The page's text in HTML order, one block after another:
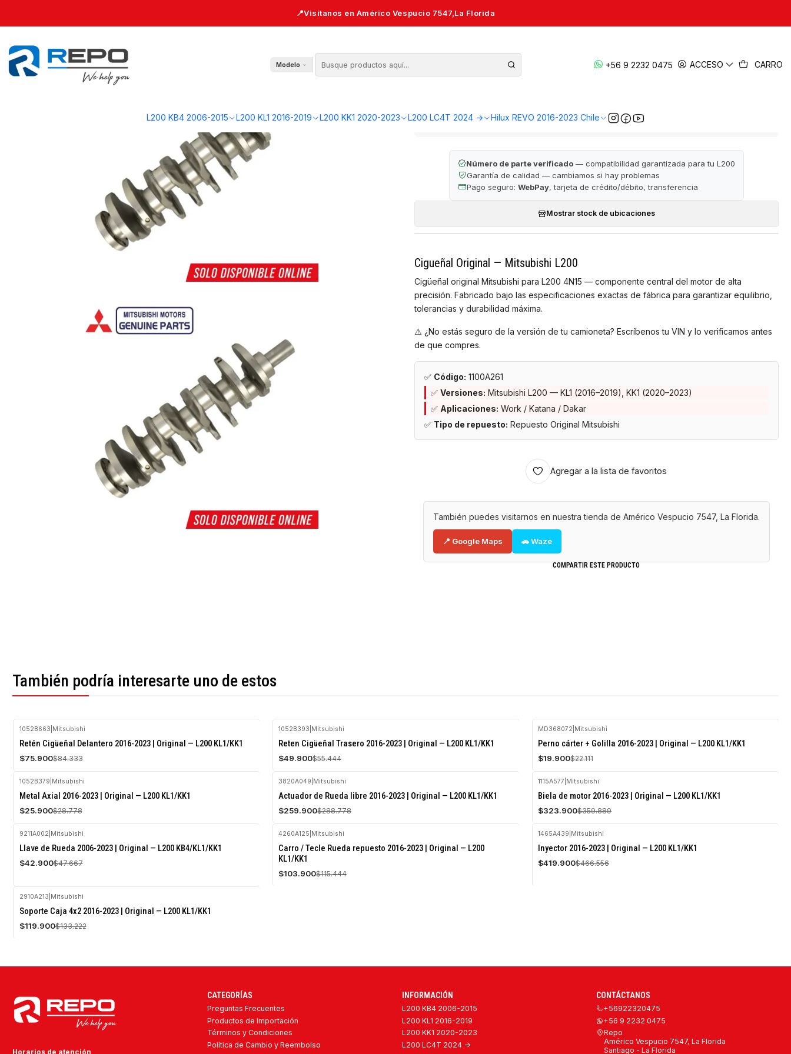
Modelo +56 9 2232 0475 ACCESO CARRO
L200 KB4 2006-2015 L200 KL1 2016-2019 L200 KK1 2020-2023 L200 LC4T 2024 -> Hilux REVO 2016-2023 Chile
Cigueñal 2016-2023 | Original — L200 KL1/KK1
Cigueñal 2016-2023 | Original — L200 KL1/KK1
🔒 Pago seguro · ✅ Garantía de satisfacción · 📦 Despacho a todo Chile
Número de parte verificado— compatibilidad garantizada para tu L200
Garantía de calidad — cambiamos si hay problemas
Pago seguro: WebPay, tarjeta de crédito/débito, transferencia
Mostrar stock de ubicaciones
Cigueñal Original — Mitsubishi L200
Cigüeñal original Mitsubishi para L200 4N15 — componente central del motor de alta
precisión. Fabricado bajo las especificaciones exactas de fábrica para garantizar equilibrio,
tolerancias y durabilidad máxima.
⚠️ ¿No estás seguro de la versión de tu camioneta? Escríbenos tu VIN y lo verificamos antes
de que compres.
✅ Código: 1100A261
✅ Versiones: Mitsubishi L200 — KL1 (2016–2019), KK1 (2020–2023)
✅ Aplicaciones: Work / Katana / Dakar
✅ Tipo de repuesto: Repuesto Original Mitsubishi
Agregar a la lista de favoritos
También puedes visitarnos en nuestra tienda de Américo Vespucio 7547, La Florida.
📍 Google Maps 🚗 Waze
COMPARTIR ESTE PRODUCTO
También podría interesarte uno de estos
-10%
OFF
1052B663 Mitsubishi
Retén Cigüeñal Delantero 2016-2023 | Original — L200 KL1/KK1
$75.900$84.333
-10%
OFF
Agotado
1052B393 Mitsubishi
Reten Cigüeñal Trasero 2016-2023 | Original — L200 KL1/KK1
$49.900$55.444
-10%
OFF
MD368072 Mitsubishi
Perno cárter + Golilla 2016-2023 | Original — L200 KL1/KK1
$19.900$22.111
-10%
OFF
Agotado
1052B379 Mitsubishi
Metal Axial 2016-2023 | Original — L200 KL1/KK1
$25.900$28.778
-10%
OFF
Agotado
3820A049 Mitsubishi
Actuador de Rueda libre 2016-2023 | Original — L200 KL1/KK1
$259.900$288.778
-10%
OFF
1115A577 Mitsubishi
Biela de motor 2016-2023 | Original — L200 KL1/KK1
$323.900$359.889
-10%
OFF
Agotado
9211A002 Mitsubishi
Llave de Rueda 2006-2023 | Original — L200 KB4/KL1/KK1
$42.900$47.667
-10%
OFF
4260A125 Mitsubishi
Carro / Tecle Rueda repuesto 2016-2023 | Original — L200
KL1/KK1
$103.900$115.444
-10%
OFF
1465A439 Mitsubishi
Inyector 2016-2023 | Original — L200 KL1/KK1
$419.900$466.556
-10%
OFF
2910A213 Mitsubishi
Soporte Caja 4x2 2016-2023 | Original — L200 KL1/KK1
$119.900$133.222
Horarios de atención
CATEGORÍAS
Preguntas Frecuentes
Productos de Importación
Términos y Condiciones
Política de Cambio y Reembolso
INFORMACIÓN
L200 KB4 2006-2015
L200 KL1 2016-2019
L200 KK1 2020-2023
L200 LC4T 2024 ->
CONTÁCTANOS
+56922320475
+56 9 2232 0475
Repo
Américo Vespucio 7547, La Florida
Santiago - La Florida